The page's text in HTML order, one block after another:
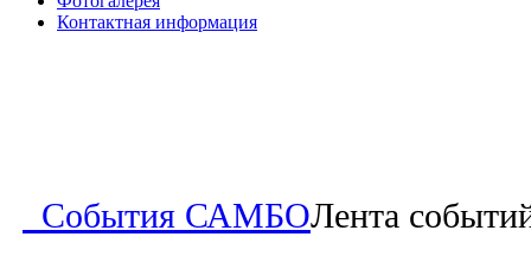
Контактная информация
События САМБОЛента